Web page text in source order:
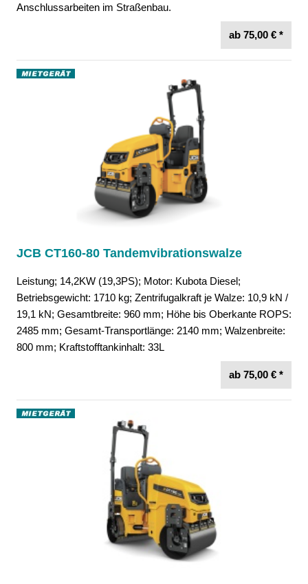
Anschlussarbeiten im Straßenbau.
ab 75,00 € *
JCB CT160-80 Tandemvibrationswalze
Leistung; 14,2KW (19,3PS); Motor: Kubota Diesel;
Betriebsgewicht: 1710 kg; Zentrifugalkraft je Walze: 10,9 kN /
19,1 kN; Gesamtbreite: 960 mm; Höhe bis Oberkante ROPS:
2485 mm; Gesamt-Transportlänge: 2140 mm; Walzenbreite:
800 mm; Kraftstofftankinhalt: 33L
ab 75,00 € *